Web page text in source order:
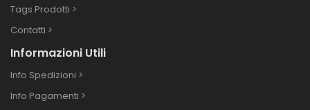
Tags Prodotti >
Contatti >
Informazioni Utili
Info Spedizioni >
Info Pagamenti >